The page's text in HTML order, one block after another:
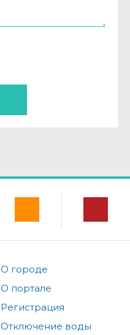
О городе
О портале
Регистрация
Отключение воды